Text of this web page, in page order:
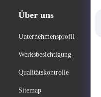
Über uns
Unternehmensprofil
Werksbesichtigung
Qualitätskontrolle
Sitemap